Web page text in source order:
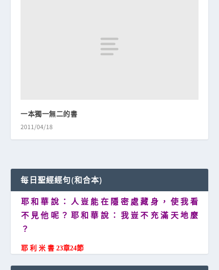
一本獨一無二的書
2011/04/18
每日聖經經句(和合本)
耶 和 華 說 ： 人 豈 能 在 隱 密 處 藏 身 ， 使 我 看
不 見 他 呢 ？ 耶 和 華 說 ： 我 豈 不 充 滿 天 地 麼
？
耶 利 米 書 23章24節